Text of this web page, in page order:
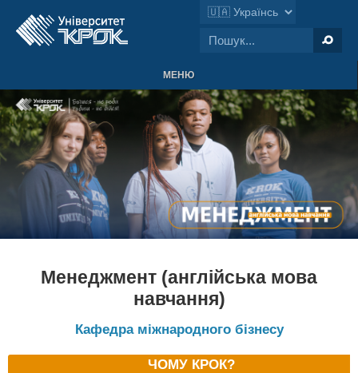
МЕНЮ
Менеджмент (англійська мова
навчання)
Кафедра міжнародного бізнесу
ЧОМУ КРОК?